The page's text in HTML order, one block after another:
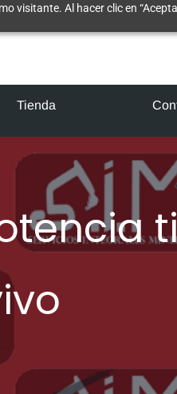
visitante. Al hacer clic en
Tienda